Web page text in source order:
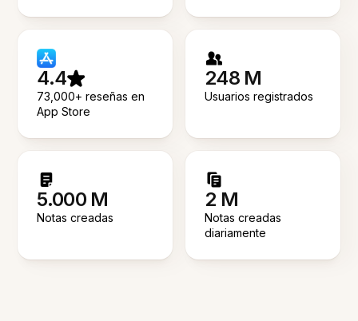
4.4
73,000+ reseñas en
App Store
248 M
Usuarios registrados
5.000 M
Notas creadas
2 M
Notas creadas
diariamente